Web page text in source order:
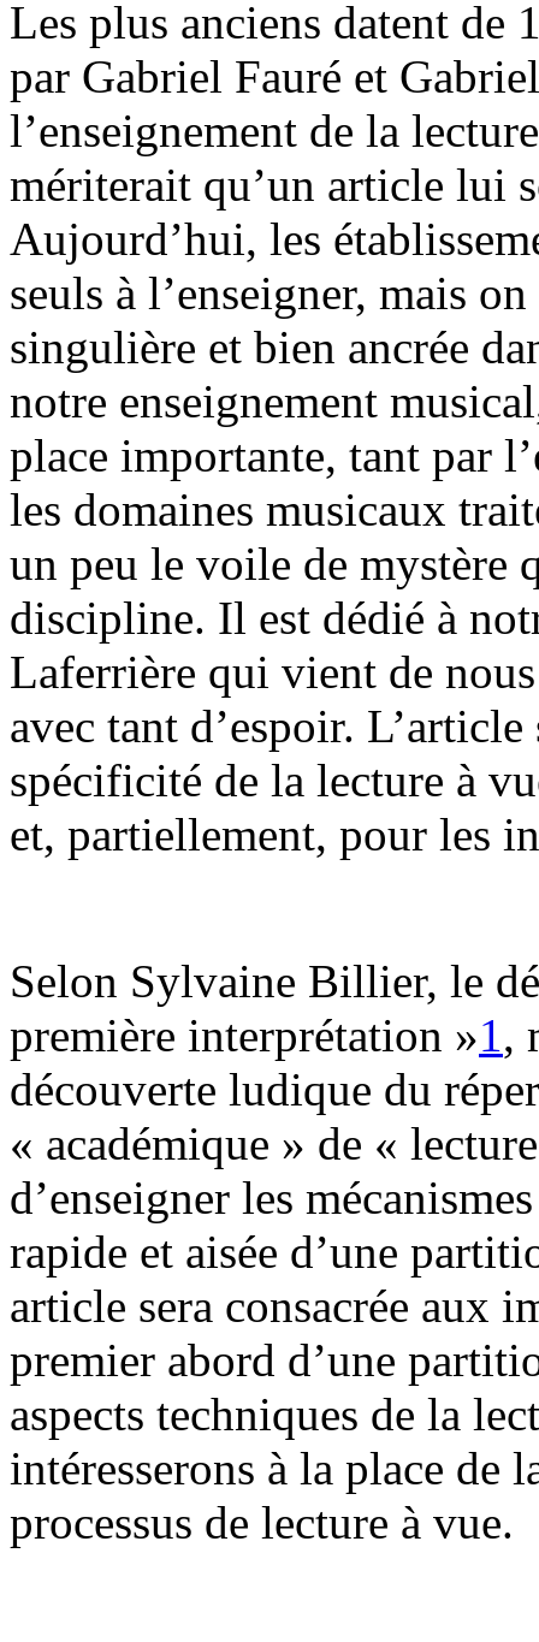
Les plus anciens datent de
par Gabriel Fauré et
l’enseignement de la
mériterait qu’un article lui
Aujourd’hui, les
seuls à l’enseigner, mais
singulière et bien ancrée
notre enseignement
place importante, tant par
les domaines musicaux
un peu le voile de mystère
discipline. Il est dédié à
Laferrière qui vient de
avec tant d’espoir.
spécificité de la lecture à
et, partiellement, pour les
Selon Sylvaine Billier, le
première interprétation »1,
découverte ludique du
« académique » de «
d’enseigner les
rapide et aisée d’une
article sera consacrée aux
premier abord d’une
aspects techniques de la
intéresserons à la place de
processus de lecture à vue.